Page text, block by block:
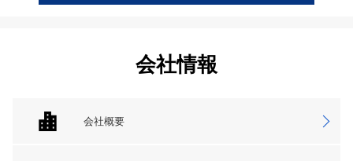
会社情報
会社概要